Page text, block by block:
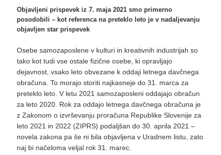
Objavljeni prispevek iz 7. maja 2021 smo primerno
posodobili – kot referenca na preteklo leto je v nadaljevanju
objavljen star prispevek
Osebe samozaposlene v kulturi in kreativnih industrijah so
tako kot tudi vse ostale fizične osebe, ki opravljajo
dejavnost, vsako leto obvezane k oddaji letnega davčnega
obračuna. To morajo storiti najkasneje do 31. marca za
preteklo leto. V letu 2021 samozaposleni oddajajo obračun
za leto 2020. Rok za oddajo letnega davčnega obračuna je
z Zakonom o izvrševanju proračuna Republike Slovenije za
leto 2021 in 2022 (ZIPRS) podaljšan do 30. aprila 2021 –
novela zakona pa še ni bila objavljena v Uradnem listu, zato
naj bi načeloma veljal rok 31. marec.